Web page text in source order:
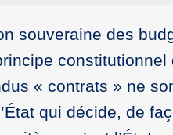
souveraine des
« contrats » ne
qui décide, de